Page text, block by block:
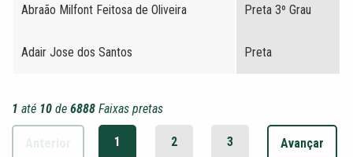
Abraão Milfont Feitosa de Oliveira Preta 3º Grau
Adair Jose dos Santos Preta
1 até 10 de 6888 Faixas pretas
1 2 3 Avançar